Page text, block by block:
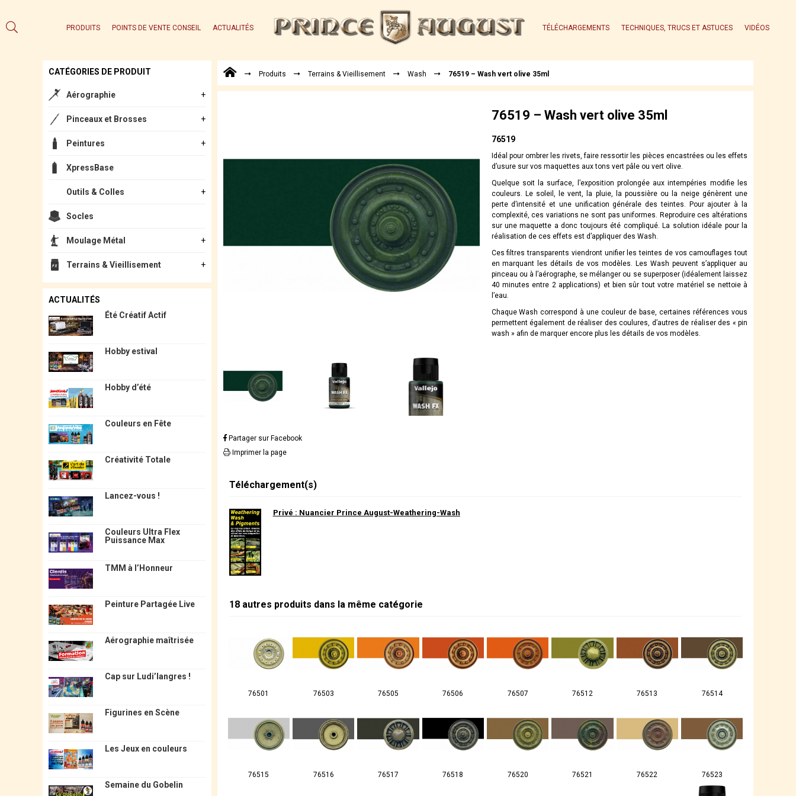
PRODUITS POINTS DE VENTE CONSEIL ACTUALITÉS TÉLÉCHARGEMENTS TECHNIQUES, TRUCS ET ASTUCES VIDÉOS
CATÉGORIES DE PRODUIT
Aérographie
Pinceaux et Brosses
Peintures
XpressBase
Outils & Colles
Socles
Moulage Métal
Terrains & Vieillisement
ACTUALITÉS
Été Créatif Actif
Hobby estival
Hobby d’été
Couleurs en Fête
Créativité Totale
Lancez-vous !
Couleurs Ultra Flex
Puissance Max
TMM à l’Honneur
Peinture Partagée Live
Aérographie maîtrisée
Cap sur Ludi’langres !
Figurines en Scène
Les Jeux en couleurs
Semaine du Gobelin
Produits Terrains & Vieillisement Wash 76519 – Wash vert olive 35ml
Partager sur Facebook
Imprimer la page
76519 – Wash vert olive 35ml
76519
Idéal pour ombrer les rivets, faire ressortir les pièces encastrées ou les effets
d’usure sur vos maquettes aux tons vert pâle ou vert olive.
Quelque soit la surface, l’exposition prolongée aux intempéries modifie les
couleurs. Le soleil, le vent, la pluie, la poussière ou la neige génèrent une
perte d’intensité et une unification générale des teintes. Pour ajouter à la
complexité, ces variations ne sont pas uniformes. Reproduire ces altérations
sur une maquette a donc toujours été compliqué. La solution idéale pour la
réalisation de ces effets est d’appliquer des Wash.
Ces filtres transparents viendront unifier les teintes de vos camouflages tout
en marquant les détails de vos modèles. Les Wash peuvent s’appliquer au
pinceau ou à l’aérographe, se mélanger ou se superposer (idéalement laissez
40 minutes entre 2 applications) et bien sûr tout votre matériel se nettoie à
l’eau.
Chaque Wash correspond à une couleur de base, certaines références vous
permettent également de réaliser des coulures, d’autres de réaliser des « pin
wash » afin de marquer encore plus les détails de vos modèles.
Téléchargement(s)
Privé : Nuancier Prince August-Weathering-Wash
18 autres produits dans la même catégorie
76501 76503 76505 76506 76507 76512 76513 76514
76515 76516 76517 76518 76520 76521 76522 76523